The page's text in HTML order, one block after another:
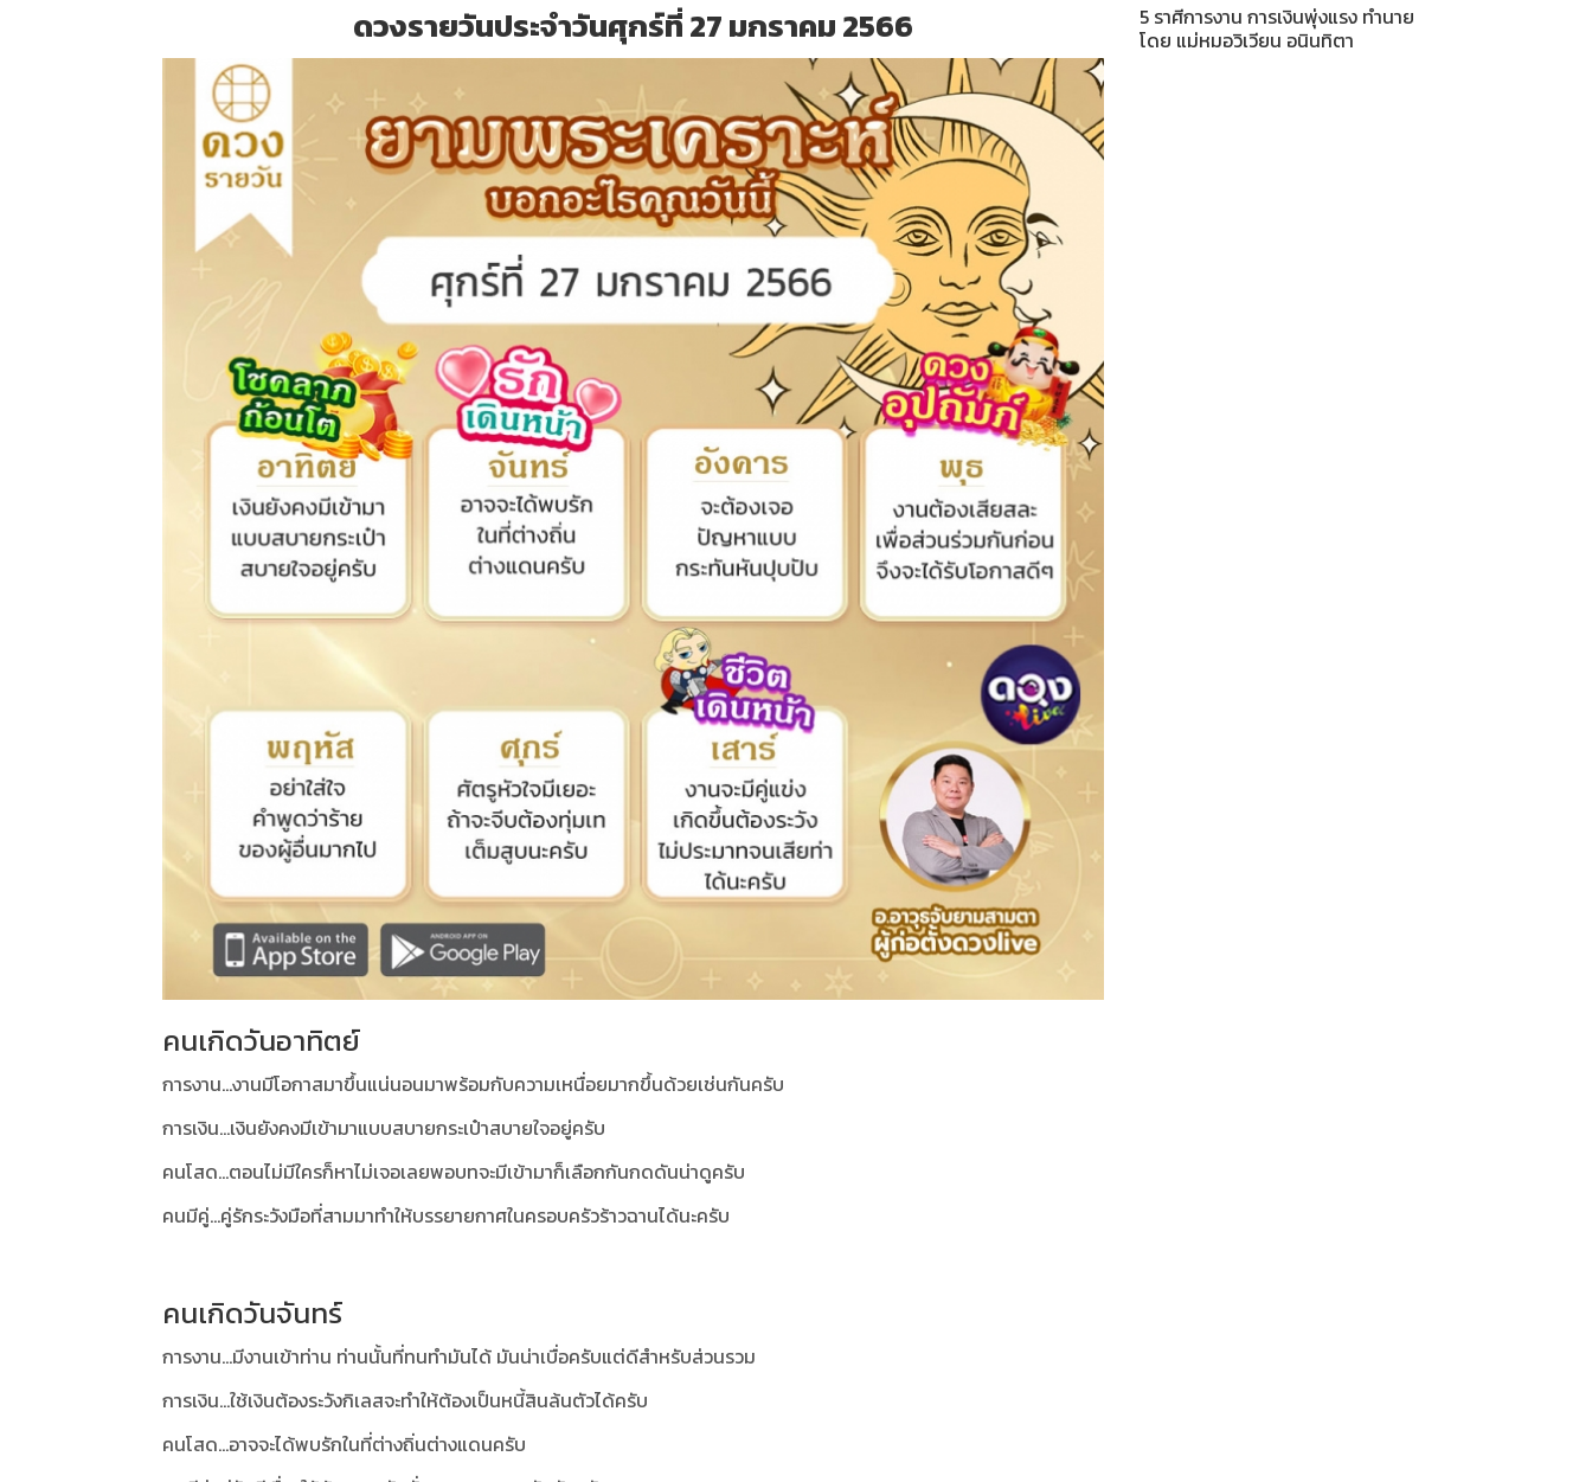
ดวงรายวันประจำวันศุกร์ที่ 27 มกราคม 2566
คนเกิดวันอาทิตย์
การงาน...งานมีโอกาสมาขึ้นแน่นอนมาพร้อมกับความเหนื่อยมากขึ้นด้วยเช่นกันครับ
การเงิน...เงินยังคงมีเข้ามาแบบสบายกระเป๋าสบายใจอยู่ครับ
คนโสด...ตอนไม่มีใครก็หาไม่เจอเลยพอบทจะมีเข้ามาก็เลือกกันกดดันน่าดูครับ
คนมีคู่...คู่รักระวังมือที่สามมาทำให้บรรยายกาศในครอบครัวร้าวฉานได้นะครับ
คนเกิดวันจันทร์
การงาน...มีงานเข้าท่าน ท่านนั้นที่ทนทำมันได้ มันน่าเบื่อครับแต่ดีสำหรับส่วนรวม
การเงิน...ใช้เงินต้องระวังกิเลสจะทำให้ต้องเป็นหนี้สินล้นตัวได้ครับ
คนโสด...อาจจะได้พบรักในที่ต่างถิ่นต่างแดนครับ
5 ราศีการงาน การเงินพุ่งแรง ทำนาย
โดย แม่หมอวิเวียน อนินทิตา